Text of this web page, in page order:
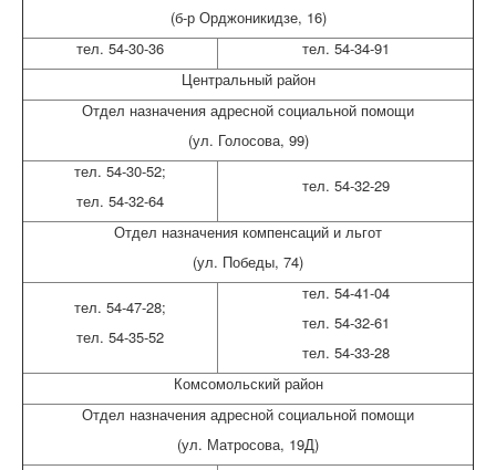
(б-р Орджоникидзе, 16)
тел. 54-30-36
тел. 54-34-91
Центральный район
Отдел назначения адресной социальной помощи
(ул. Голосова, 99)
тел. 54-30-52;
тел. 54-32-64
тел. 54-32-29
Отдел назначения компенсаций и льгот
(ул. Победы, 74)
тел. 54-47-28;
тел. 54-35-52
тел. 54-41-04
тел. 54-32-61
тел. 54-33-28
Комсомольский район
Отдел назначения адресной социальной помощи
(ул. Матросова, 19Д)